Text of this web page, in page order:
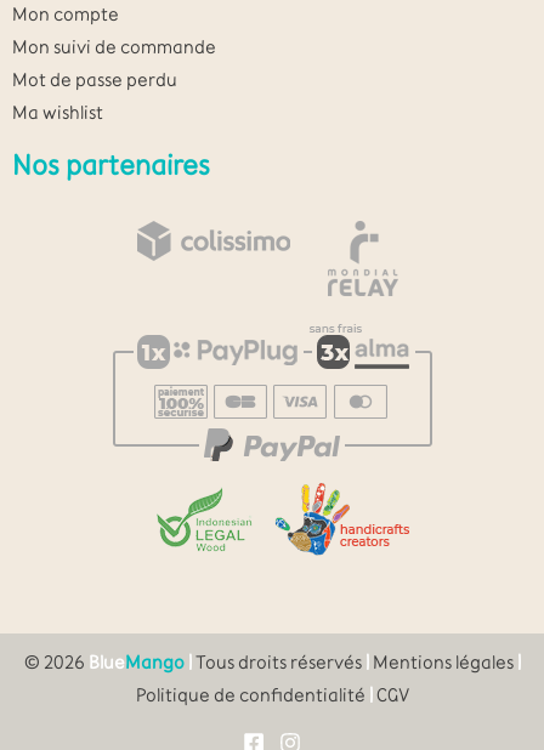
Mon compte
Mon suivi de commande
Mot de passe perdu
Ma wishlist
Nos partenaires
© 2026 BlueMango| Tous droits réservés Mentions légales
Politique de confidentialité CGV